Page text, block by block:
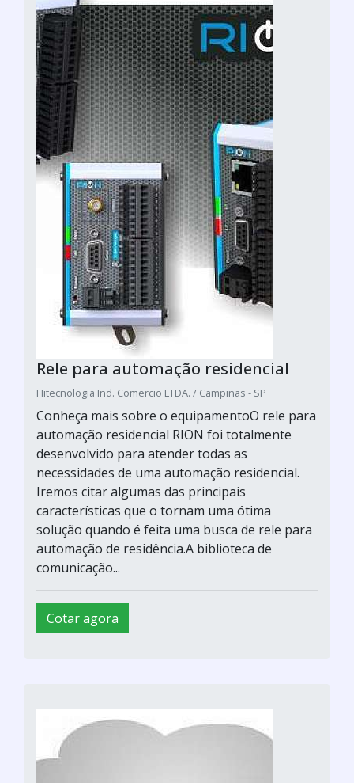
Rele para automação residencial
Hitecnologia Ind. Comercio LTDA. / Campinas - SP
Conheça mais sobre o equipamentoO rele para
automação residencial RION foi totalmente
desenvolvido para atender todas as
necessidades de uma automação residencial.
Iremos citar algumas das principais
características que o tornam uma ótima
solução quando é feita uma busca de rele para
automação de residência.A biblioteca de
comunicação...
Cotar agora